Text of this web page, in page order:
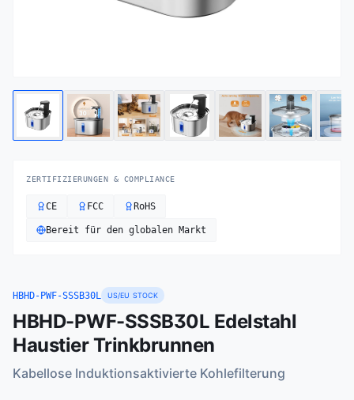
ZERTIFIZIERUNGEN & COMPLIANCE
CE FCC RoHS
Bereit für den globalen Markt
HBHD-PWF-SSSB30L US/EU STOCK
HBHD-PWF-SSSB30L Edelstahl
Haustier Trinkbrunnen
Kabellose Induktionsaktivierte Kohlefilterung